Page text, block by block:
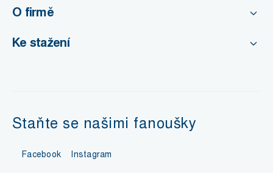
O firmě
Ke stažení
Staňte se našimi fanoušky
Facebook Instagram